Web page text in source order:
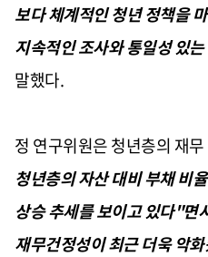
보다 체계적인 청년 정책을
지속적인 조사와 통일성 있
말했다.
정 연구위원은 청년층의 재
청년층의 자산 대비 부채 비
상승 추세를 보이고 있다"면
재무건정성이 최근 더욱 악